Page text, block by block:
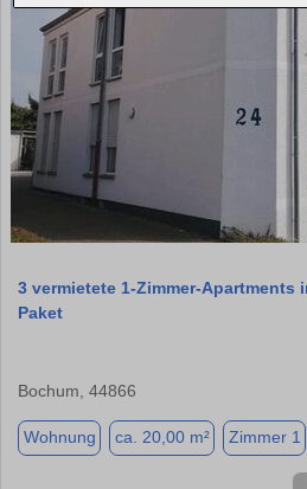
3 vermietete 1-Zimmer-Apartments
Paket
Bochum, 44866
Wohnung ca. 20,00 m² Zimmer 1